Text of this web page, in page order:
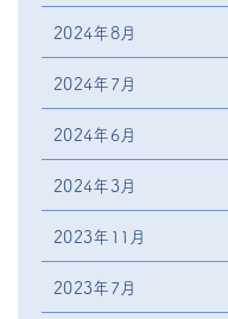
2024年8月
2024年7月
2024年6月
2024年3月
2023年11月
2023年7月